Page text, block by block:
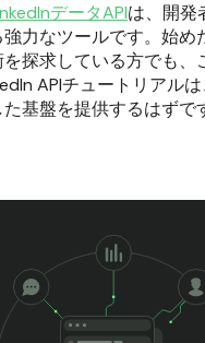
データAPIは、開発
力なツールです。始め
探求している方でも、
APIチュートリアル
基盤を提供するはずで